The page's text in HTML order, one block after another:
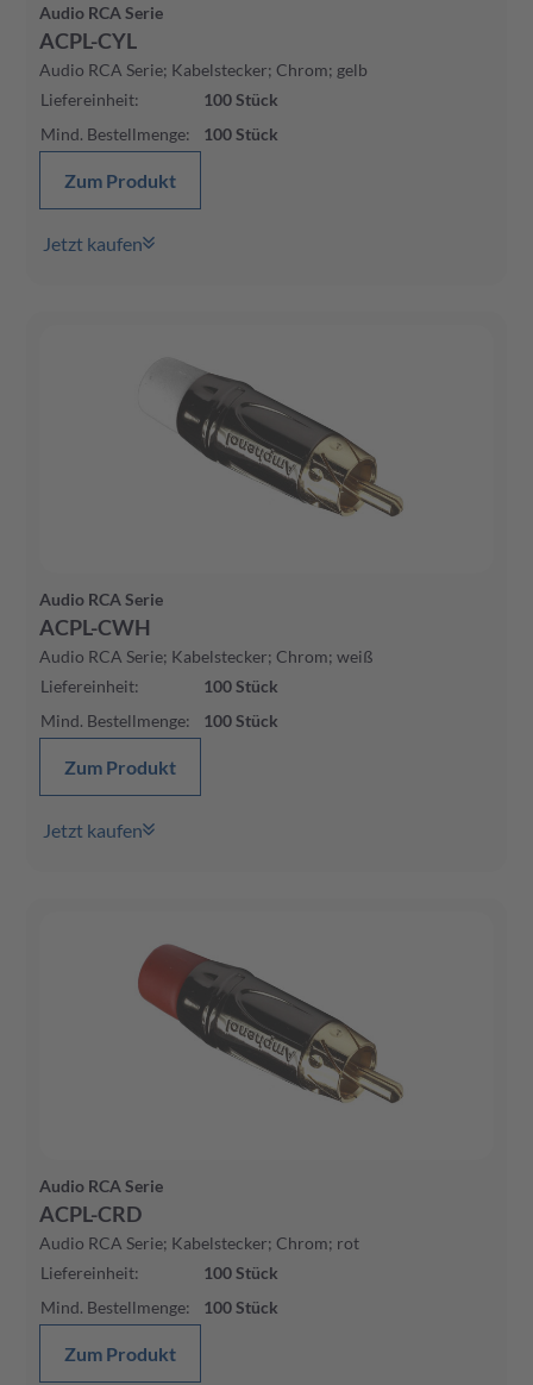
Audio RCA Serie
ACPL-CYL
Audio RCA Serie; Kabelstecker; Chrom; gelb
Liefereinheit: 100Stück
Mind. Bestellmenge: 100Stück
Zum Produkt
Jetzt kaufen
Audio RCA Serie
ACPL-CWH
Audio RCA Serie; Kabelstecker; Chrom; weiß
Liefereinheit: 100Stück
Mind. Bestellmenge: 100Stück
Zum Produkt
Jetzt kaufen
Audio RCA Serie
ACPL-CRD
Audio RCA Serie; Kabelstecker; Chrom; rot
Liefereinheit: 100Stück
Mind. Bestellmenge: 100Stück
Zum Produkt